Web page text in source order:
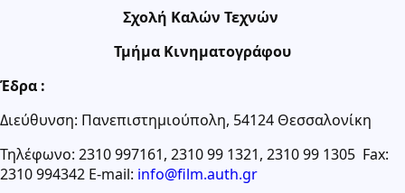
Σχολή Καλών Τεχνών
Τμήμα Κινηματογράφου
Έδρα :
Διεύθυνση: Πανεπιστημιούπολη, 54124 Θεσσαλονίκη
Τηλέφωνο: 2310 997161, 2310 99 1321, 2310 99 1305 Fax:
2310 994342 Ε-mail: info@film.auth.gr